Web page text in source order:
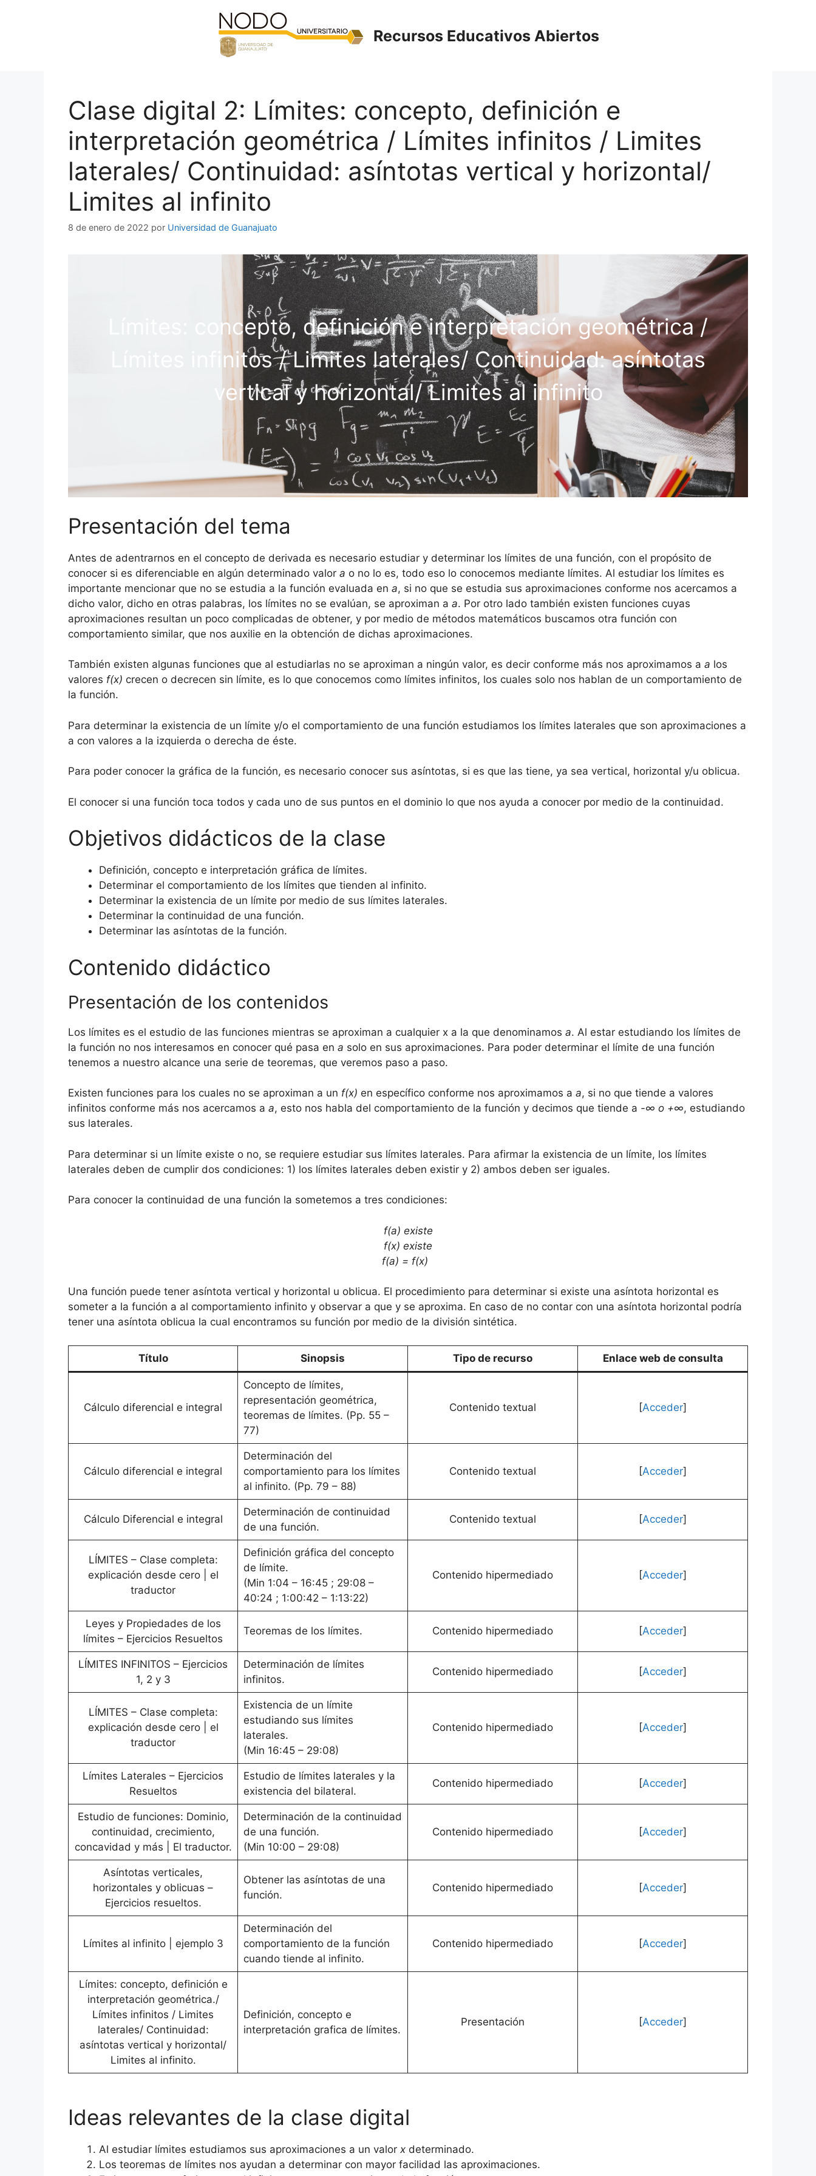
Recursos Educativos Abiertos
Clase digital 2: Límites: concepto, definición e
interpretación geométrica / Límites infinitos / Limites
laterales/ Continuidad: asíntotas vertical y horizontal/
Limites al infinito
8 de enero de 2022 por Universidad de Guanajuato
Límites: concepto, definición e interpretación geométrica /
Límites infinitos / Limites laterales/ Continuidad: asíntotas
vertical y horizontal/ Limites al infinito
Presentación del tema
Antes de adentrarnos en el concepto de derivada es necesario estudiar y determinar los límites de una función, con el propósito de
conocer si es diferenciable en algún determinado valor a o no lo es, todo eso lo conocemos mediante límites. Al estudiar los límites es
importante mencionar que no se estudia a la función evaluada en a, si no que se estudia sus aproximaciones conforme nos acercamos a
dicho valor, dicho en otras palabras, los límites no se evalúan, se aproximan a a. Por otro lado también existen funciones cuyas
aproximaciones resultan un poco complicadas de obtener, y por medio de métodos matemáticos buscamos otra función con
comportamiento similar, que nos auxilie en la obtención de dichas aproximaciones.
También existen algunas funciones que al estudiarlas no se aproximan a ningún valor, es decir conforme más nos aproximamos a a los
valores f(x) crecen o decrecen sin límite, es lo que conocemos como límites infinitos, los cuales solo nos hablan de un comportamiento de
la función.
Para determinar la existencia de un límite y/o el comportamiento de una función estudiamos los límites laterales que son aproximaciones a
a con valores a la izquierda o derecha de éste.
Para poder conocer la gráfica de la función, es necesario conocer sus asíntotas, si es que las tiene, ya sea vertical, horizontal y/u oblicua.
El conocer si una función toca todos y cada uno de sus puntos en el dominio lo que nos ayuda a conocer por medio de la continuidad.
Objetivos didácticos de la clase
Definición, concepto e interpretación gráfica de límites.
Determinar el comportamiento de los límites que tienden al infinito.
Determinar la existencia de un límite por medio de sus límites laterales.
Determinar la continuidad de una función.
Determinar las asíntotas de la función.
Contenido didáctico
Presentación de los contenidos
Los límites es el estudio de las funciones mientras se aproximan a cualquier x a la que denominamos a. Al estar estudiando los límites de
la función no nos interesamos en conocer qué pasa en a solo en sus aproximaciones. Para poder determinar el límite de una función
tenemos a nuestro alcance una serie de teoremas, que veremos paso a paso.
Existen funciones para los cuales no se aproximan a un f(x) en específico conforme nos aproximamos a a, si no que tiende a valores
infinitos conforme más nos acercamos a a, esto nos habla del comportamiento de la función y decimos que tiende a -∞ o +∞, estudiando
sus laterales.
Para determinar si un límite existe o no, se requiere estudiar sus límites laterales. Para afirmar la existencia de un límite, los límites
laterales deben de cumplir dos condiciones: 1) los límites laterales deben existir y 2) ambos deben ser iguales.
Para conocer la continuidad de una función la sometemos a tres condiciones:
f(a) existe
f(x) existe
f(a) = f(x)
Una función puede tener asíntota vertical y horizontal u oblicua. El procedimiento para determinar si existe una asíntota horizontal es
someter a la función a al comportamiento infinito y observar a que y se aproxima. En caso de no contar con una asíntota horizontal podría
tener una asíntota oblicua la cual encontramos su función por medio de la división sintética.
Título Sinopsis Tipo de recurso Enlace web de consulta
Cálculo diferencial e integral
Concepto de límites,
representación geométrica,
teoremas de límites. (Pp. 55 –
77)
Contenido textual [Acceder]
Cálculo diferencial e integral
Determinación del
comportamiento para los límites
al infinito. (Pp. 79 – 88)
Contenido textual [Acceder]
Cálculo Diferencial e integral
Determinación de continuidad
de una función.
Contenido textual [Acceder]
LÍMITES – Clase completa:
explicación desde cero | el
traductor
Definición gráfica del concepto
de límite.
(Min 1:04 – 16:45 ; 29:08 –
40:24 ; 1:00:42 – 1:13:22)
Contenido hipermediado [Acceder]
Leyes y Propiedades de los
límites – Ejercicios Resueltos
Teoremas de los límites. Contenido hipermediado [Acceder]
LÍMITES INFINITOS – Ejercicios
1, 2 y 3
Determinación de límites
infinitos.
Contenido hipermediado [Acceder]
LÍMITES – Clase completa:
explicación desde cero | el
traductor
Existencia de un límite
estudiando sus límites
laterales.
(Min 16:45 – 29:08)
Contenido hipermediado [Acceder]
Límites Laterales – Ejercicios
Resueltos
Estudio de límites laterales y la
existencia del bilateral.
Contenido hipermediado [Acceder]
Estudio de funciones: Dominio,
continuidad, crecimiento,
concavidad y más | El traductor.
Determinación de la continuidad
de una función.
(Min 10:00 – 29:08)
Contenido hipermediado [Acceder]
Asíntotas verticales,
horizontales y oblicuas –
Ejercicios resueltos.
Obtener las asíntotas de una
función.
Contenido hipermediado [Acceder]
Límites al infinito | ejemplo 3
Determinación del
comportamiento de la función
cuando tiende al infinito.
Contenido hipermediado [Acceder]
Límites: concepto, definición e
interpretación geométrica./
Límites infinitos / Limites
laterales/ Continuidad:
asíntotas vertical y horizontal/
Limites al infinito.
Definición, concepto e
interpretación grafica de límites.
Presentación [Acceder]
Ideas relevantes de la clase digital
Al estudiar límites estudiamos sus aproximaciones a un valor x determinado.
Los teoremas de límites nos ayudan a determinar con mayor facilidad las aproximaciones.